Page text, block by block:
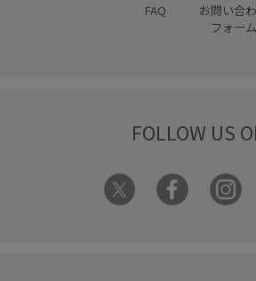
FAQ
お問い合
フォーム
FOLLOW US